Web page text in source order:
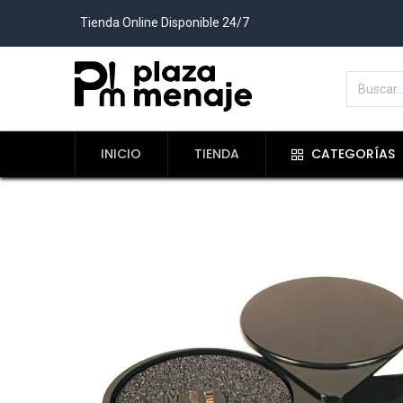
Tienda Online Disponible 24/7
INICIO TIENDA CATEGORÍAS